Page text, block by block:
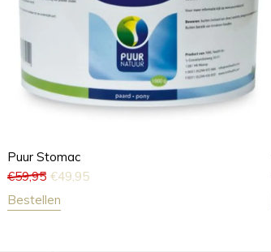
Puur Stomac
€59,95 €49,95
Bestellen